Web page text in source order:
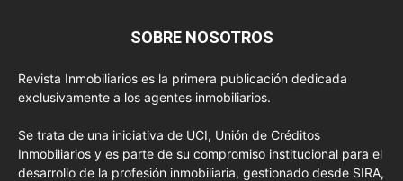
SOBRE NOSOTROS
Revista Inmobiliarios es la primera publicación dedicada
exclusivamente a los agentes inmobiliarios.
Se trata de una iniciativa de UCI, Unión de Créditos
Inmobiliarios y es parte de su compromiso institucional para el
desarrollo de la profesión inmobiliaria, gestionado desde SIRA,